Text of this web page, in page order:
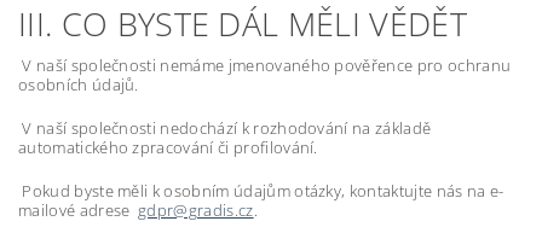
III. CO BYSTE DÁL MĚLI VĚDĚT
V naší společnosti nemáme jmenovaného pověřence pro ochranu
osobních údajů.
V naší společnosti nedochází k rozhodování na základě
automatického zpracování či profilování.
Pokud byste měli k osobním údajům otázky, kontaktujte nás na e-
mailové adresegdpr@gradis.cz.